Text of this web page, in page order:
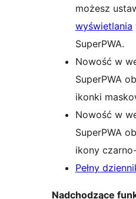
możesz
wyświetlania
SuperPWA.
Nowość w
SuperPWA
ikonki
Nowość w
SuperPWA
ikony
Pełny
Nadchodzące